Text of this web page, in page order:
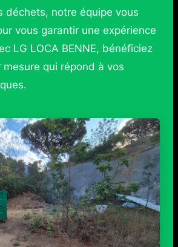
déchets, notre équipe vous
vous garantir une expérience
LG LOCA BENNE, bénéficiez
mesure qui répond à vos